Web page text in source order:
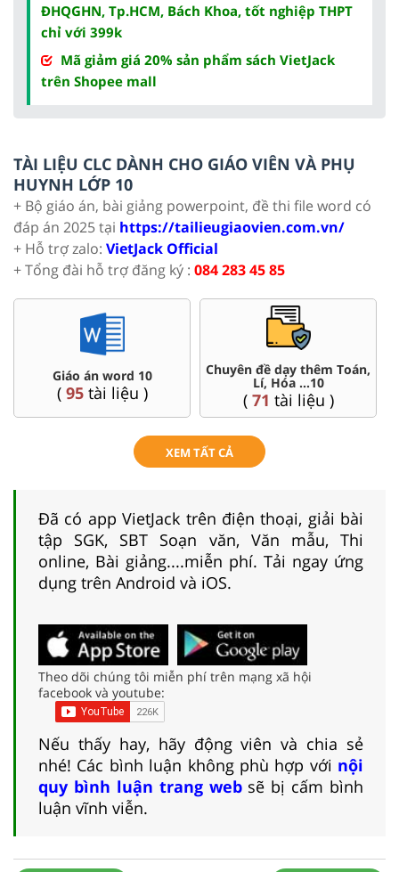
ĐHQGHN, Tp.HCM, Bách Khoa, tốt nghiệp THPT
chỉ với 399k
Mã giảm giá 20% sản phẩm sách VietJack
trên Shopee mall
TÀI LIỆU CLC DÀNH CHO GIÁO VIÊN VÀ PHỤ
HUYNH LỚP 10
+ Bộ giáo án, bài giảng powerpoint, đề thi file word có
đáp án 2025 tại https://tailieugiaovien.com.vn/
+ Hỗ trợ zalo: VietJack Official
+ Tổng đài hỗ trợ đăng ký : 084 283 45 85
Giáo án word 10
( 95tài liệu )
Chuyên đề dạy thêm Toán,
Lí, Hóa ...10
( 71 tài liệu )
XEM TẤT CẢ
Đã có app VietJack trên điện thoại, giải bài
tập SGK, SBT Soạn văn, Văn mẫu, Thi
online, Bài giảng....miễn phí. Tải ngay ứng
dụng trên Android và iOS.
Theo dõi chúng tôi miễn phí trên mạng xã hội
facebook và youtube:
Nếu thấy hay, hãy động viên và chia sẻ
nhé! Các bình luận không phù hợp với nội
quy bình luận trang websẽ bị cấm bình
luận vĩnh viễn.